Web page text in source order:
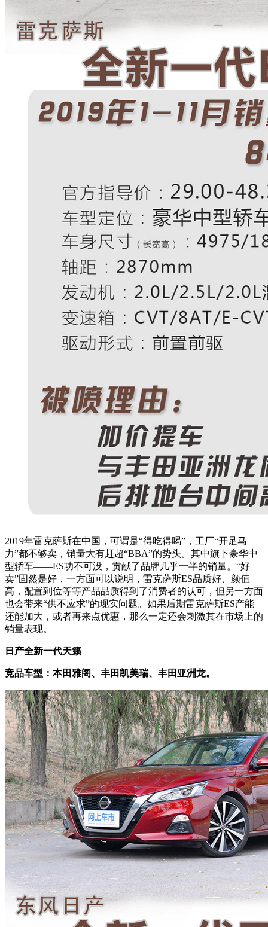
2019年雷克萨斯在中国，可谓是“得吃得喝”，工厂“开足马
力”都不够卖，销量大有赶超“BBA”的势头。其中旗下豪华中
型轿车——ES功不可没，贡献了品牌几乎一半的销量。“好
卖”固然是好，一方面可以说明，雷克萨斯ES品质好、颜值
高，配置到位等等产品品质得到了消费者的认可，但另一方面
也会带来“供不应求”的现实问题。 如果后期雷克萨斯ES产能
还能加大，或者再来点优惠，那么一定还会刺激其在市场上的
销量表现。
日产全新一代天籁
竞品车型：本田雅阁、丰田凯美瑞、丰田亚洲龙。